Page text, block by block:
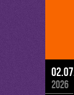
02.07.
2026